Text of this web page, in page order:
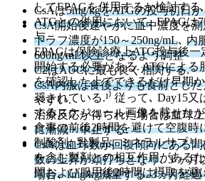
してEPAGを併用するか検討する.
ATGとの併用において､ EPAGは
与.
EPAGは保険診療上ATG投与後
開始する必要がある.ATGによる
を確認した上でできるだけ早期
奨されている.¹⁾ 従って､ Day15
するスケジュール画像を載せた
食事の前後2時間を避けて空腹時
制酸剤､ 乳製品､ ミネラルサプリ
を含む製剤との相互作用がある
間および服用後2時間は摂取を避
CsAは5mg/kgをATGの投与初日
CsA開始後速やかに血中濃度を
トラフ濃度が150～250ng/mL､ 内
600ng/mL以上となるよう調整
C2はAUCに最も良く相関する.
CsA内服は食後よりも食前とし
やすい.
治療反応が得られた場合は血球
に漸減・中止する.
CsAは血球数が回復傾向にある
数の上昇が頭打ちとなり､ 3 ヶ月
場合､ 1mg/kg減量する. 3ヵ月経